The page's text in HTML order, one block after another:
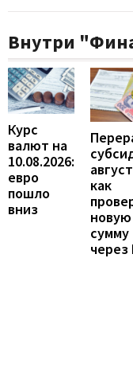
Внутри
Курс
валют на
10.08.2026:
евро
пошло
вниз
как
новую
сумму